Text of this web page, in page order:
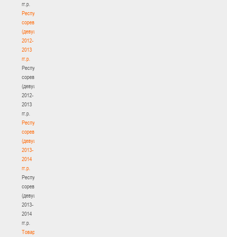
гг.р.
Республиканские
соревнования
(девушки)
2012-
2013
гг.р.
Республиканские
соревнования
(девушки)
2012-
2013
гг.р.
Республиканские
соревнования
(девушки)
2013-
2014
гг.р.
Республиканские
соревнования
(девушки)
2013-
2014
гг.р.
Товарищеские